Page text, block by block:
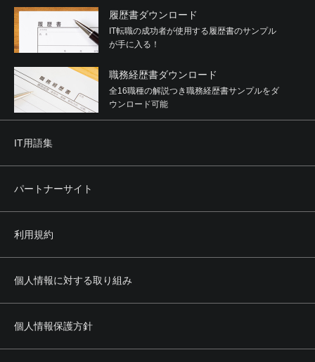
履歴書ダウンロード
IT転職の成功者が使用する履歴書のサンプル
が手に入る！
職務経歴書ダウンロード
全16職種の解説つき職務経歴書サンプルをダ
ウンロード可能
IT用語集
パートナーサイト
利用規約
個人情報に対する取り組み
個人情報保護方針